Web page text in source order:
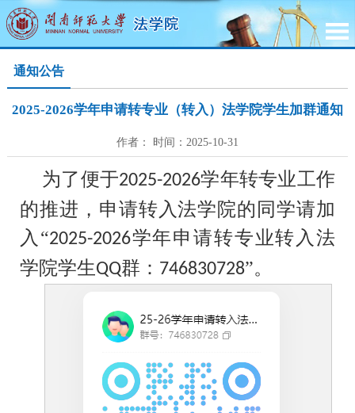
通知公告
2025-2026学年申请转专业（转入）法学院学生加群通知
作者： 时间：2025-10-31
为了便于2025-2026学年转专业工作
的推进，申请转入法学院的同学请加
入“2025-2026学年申请转专业转入法
学院学生QQ群： 746830728”。